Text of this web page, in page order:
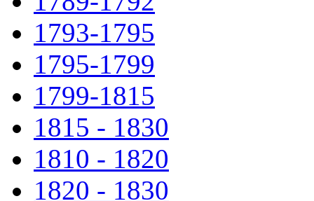
1793-1795
1795-1799
1799-1815
1815 - 1830
1810 - 1820
1820 - 1830